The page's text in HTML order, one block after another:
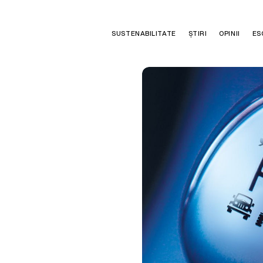
SUSTENABILITATE ȘTIRI OPINII